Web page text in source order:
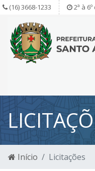
(16) 3668-1233 2ª à
Início Licitações